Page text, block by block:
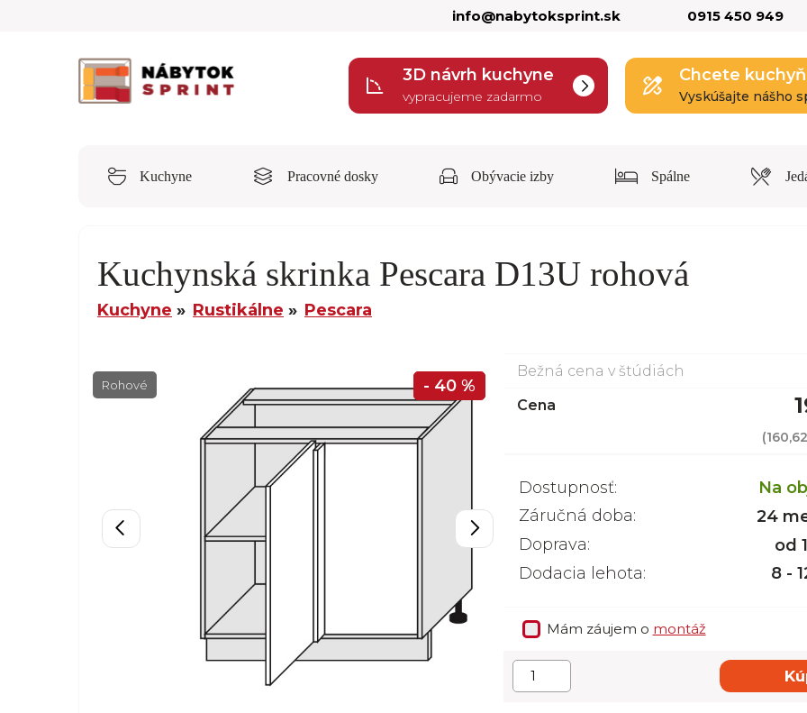
info@nabytoksprint.sk 0915 450 949
3D návrh kuchyne
vypracujeme zadarmo
Chcete
Vyskúšajte nášho
Kuchyne Pracovné dosky Obývacie izby Spálne
Kuchynská skrinka Pescara D13U rohová
Kuchyne Rustikálne Pescara
Rohové - 40 %
Bežná cena v štúdiách
Cena
(
Dostupnosť:
Na
Záručná doba:
24
Doprava:
od
Dodacia lehota:
8 -
Mám záujem o montáž